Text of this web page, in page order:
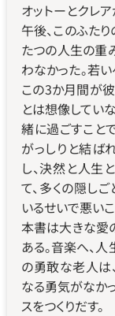
オットーとクレ
午後、このふた
たつの人生の重
わなかった。若
この3か月間が
とは想像してい
緒に過ごすこと
がっしりと結ば
し、決然と人生
て、多くの隠し
いるせいで悪い
本書は大きな愛
ある。音楽へ、
の勇敢な老人は
なる勇気がなか
スをつくりだす。